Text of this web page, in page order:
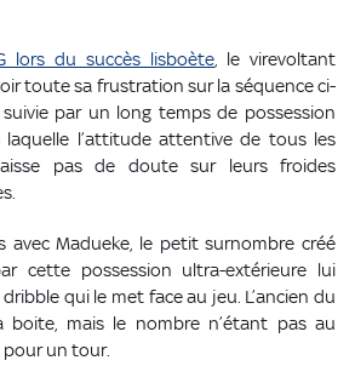
lors du succès lisboète , le virevoltant
toute sa frustration sur la séquence ci-
par un long temps de possession
laquelle l’attitude attentive de tous les
pas de doute sur leurs froides
avec Madueke, le petit surnombre créé
cette possession ultra-extérieure lui
qui le met face au jeu. L’ancien du
boite, mais le nombre n’étant pas au
pour un tour.